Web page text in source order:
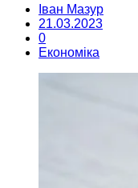
Іван Мазур
21.03.2023
0
Економіка